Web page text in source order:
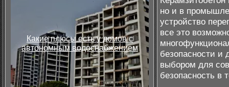
Какие плюсы есть у домов с
автономным водоснабжением
но и в
устройство
все это
безопасности и
выбором для
безопасность в